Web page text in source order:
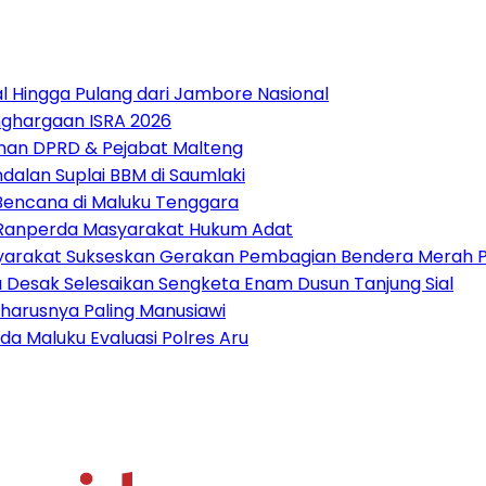
Pulang dari Jambore Nasional
ISRA 2026
DPRD & Pejabat Malteng
Suplai BBM di Saumlaki
di Maluku Tenggara
Masyarakat Hukum Adat
Sukseskan Gerakan Pembagian Bendera Merah
Selesaikan Sengketa Enam Dusun Tanjung Sial
Paling Manusiawi
Maluku Evaluasi Polres Aru